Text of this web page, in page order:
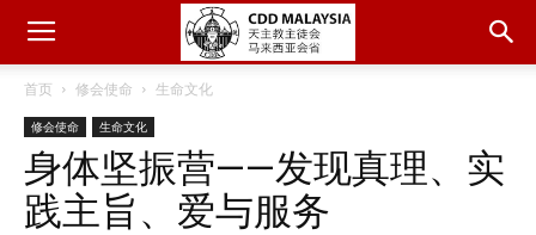
首页 修会使命 生命文化
修会使命 生命文化
身体坚振营——发现真理、实
践主旨、爱与服务